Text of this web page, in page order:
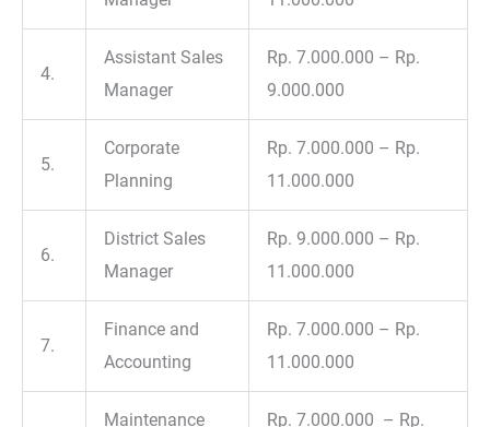
4.
Assistant Sales
Manager
Rp. 7.000.000 – Rp.
9.000.000
5.
Corporate
Planning
Rp. 7.000.000 – Rp.
11.000.000
6.
District Sales
Manager
Rp. 9.000.000 – Rp.
11.000.000
7.
Finance and
Accounting
Rp. 7.000.000 – Rp.
11.000.000
Maintenance Rp. 7.000.000 – Rp.